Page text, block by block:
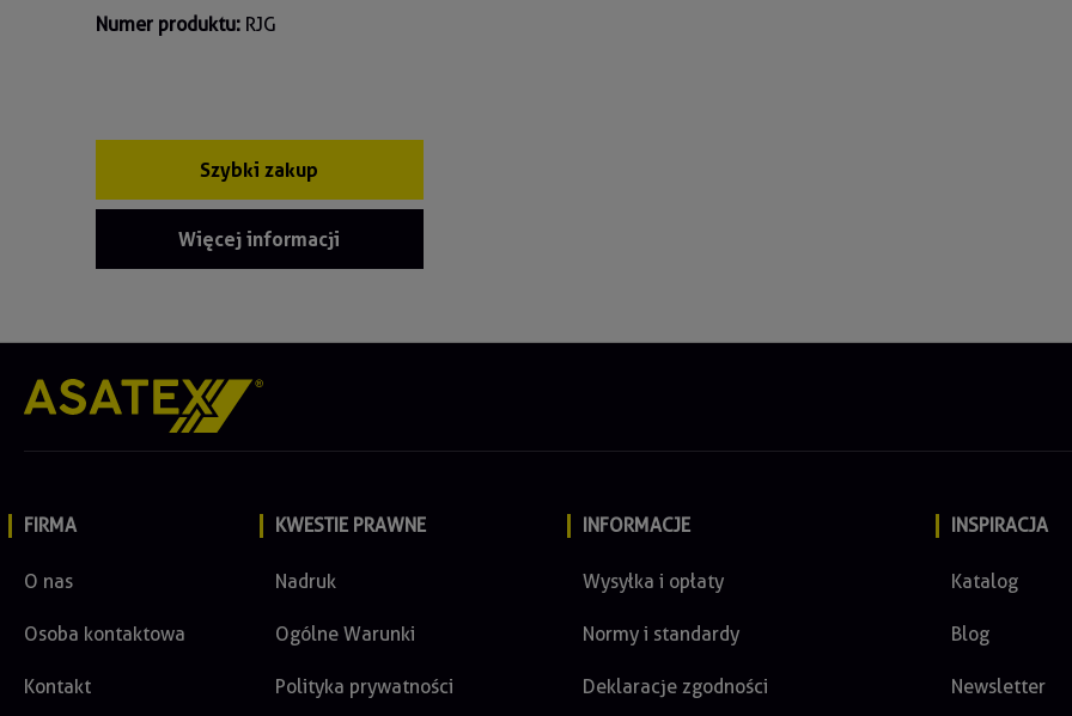
Numer produktu: RJG
Szybki zakup
Więcej informacji
FIRMA
O nas
Osoba kontaktowa
Kontakt
KWESTIE PRAWNE
Nadruk
Ogólne Warunki
Polityka prywatności
INFORMACJE
Wysyłka i opłaty
Normy i standardy
Deklaracje zgodności
INSPIRACJA
Katalog
Blog
Newsletter